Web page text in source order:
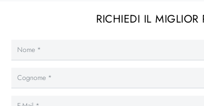
RICHIEDI IL MIGLIOR